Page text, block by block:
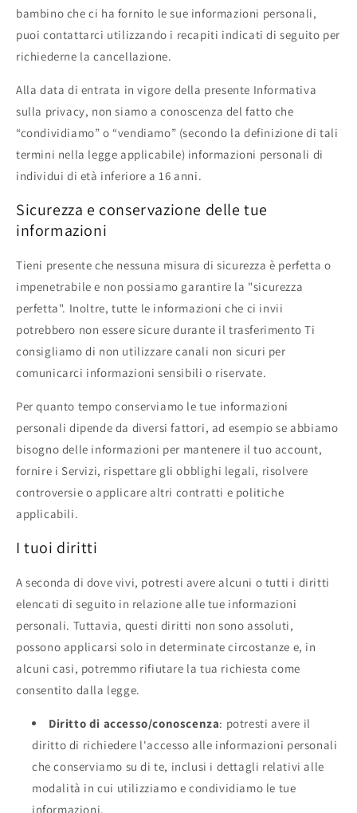
bambino che ci ha fornito le sue informazioni personali,
puoi contattarci utilizzando i recapiti indicati di seguito per
richiederne la cancellazione.
Alla data di entrata in vigore della presente Informativa
sulla privacy, non siamo a conoscenza del fatto che
“condividiamo” o “vendiamo” (secondo la definizione di tali
termini nella legge applicabile) informazioni personali di
individui di età inferiore a 16 anni.
Sicurezza e conservazione delle tue
informazioni
Tieni presente che nessuna misura di sicurezza è perfetta o
impenetrabile e non possiamo garantire la "sicurezza
perfetta". Inoltre, tutte le informazioni che ci invii
potrebbero non essere sicure durante il trasferimento Ti
consigliamo di non utilizzare canali non sicuri per
comunicarci informazioni sensibili o riservate.
Per quanto tempo conserviamo le tue informazioni
personali dipende da diversi fattori, ad esempio se abbiamo
bisogno delle informazioni per mantenere il tuo account,
fornire i Servizi, rispettare gli obblighi legali, risolvere
controversie o applicare altri contratti e politiche
applicabili.
I tuoi diritti
A seconda di dove vivi, potresti avere alcuni o tutti i diritti
elencati di seguito in relazione alle tue informazioni
personali. Tuttavia, questi diritti non sono assoluti,
possono applicarsi solo in determinate circostanze e, in
alcuni casi, potremmo rifiutare la tua richiesta come
consentito dalla legge.
Diritto di accesso/conoscenza: potresti avere il
diritto di richiedere l'accesso alle informazioni personali
che conserviamo su di te, inclusi i dettagli relativi alle
modalità in cui utilizziamo e condividiamo le tue
informazioni.